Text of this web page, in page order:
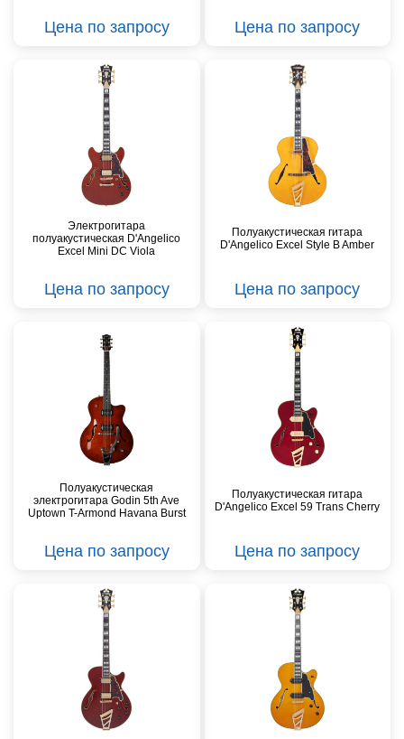
Цена по запросу Цена по запросу
Электрогитара
полуакустическая D'Angelico
Excel Mini DC Viola
Цена по запросу
Полуакустическая гитара
D'Angelico Excel Style B Amber
Цена по запросу
Полуакустическая
электрогитара Godin 5th Ave
Uptown T-Armond Havana Burst
Цена по запросу
Полуакустическая гитара
D'Angelico Excel 59 Trans Cherry
Цена по запросу